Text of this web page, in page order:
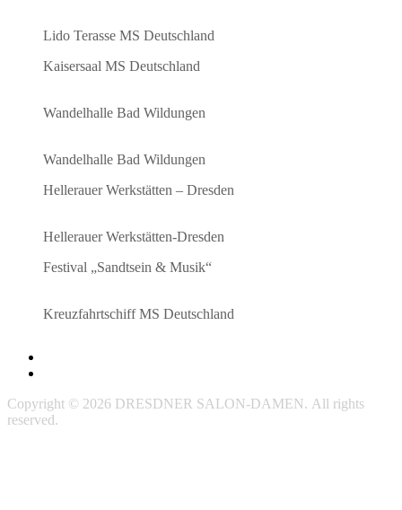
Lido Terasse MS Deutschland
Kaisersaal MS Deutschland
Wandelhalle Bad Wildungen
Wandelhalle Bad Wildungen
Hellerauer Werkstätten – Dresden
Hellerauer Werkstätten-Dresden
Festival „Sandtsein & Musik“
Kreuzfahrtschiff MS Deutschland
Copyright © 2026 DRESDNER SALON-DAMEN. All rights
reserved.